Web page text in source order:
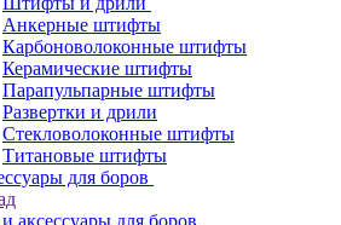
Анкерные штифты
Карбоноволоконные штифты
Керамические штифты
Парапульпарные штифты
Развертки и дрили
Стекловолоконные штифты
Титановые штифты
для боров
аксессуары для боров